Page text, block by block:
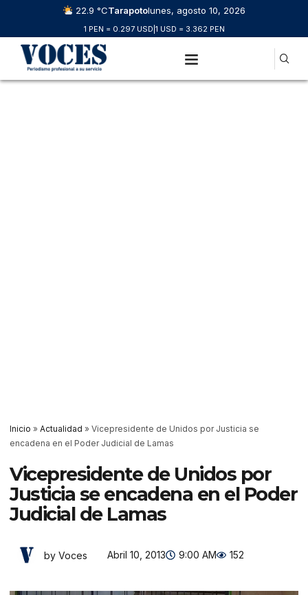
22.9 °CTarapotolunes, agosto 10, 2026
1 PEN = 0.297 USD 1 USD = 3.362 PEN
Inicio » Actualidad » Vicepresidente de Unidos por Justicia se
encadena en el Poder Judicial de Lamas
Vicepresidente de Unidos por
Justicia se encadena en el Poder
Judicial de Lamas
by Voces Abril 10, 2013 9:00 AM 152